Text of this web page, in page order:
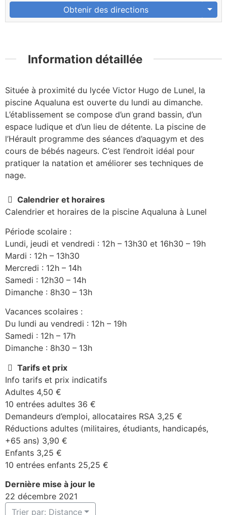
Obtenir des directions
Information détaillée
Située à proximité du lycée Victor Hugo de Lunel, la
piscine Aqualuna est ouverte du lundi au dimanche.
L’établissement se compose d’un grand bassin, d’un
espace ludique et d’un lieu de détente. La piscine de
l’Hérault programme des séances d’aquagym et des
cours de bébés nageurs. C’est l’endroit idéal pour
pratiquer la natation et améliorer ses techniques de
nage.
Calendrier et horaires
Calendrier et horaires de la piscine Aqualuna à Lunel
Période scolaire :
Lundi, jeudi et vendredi : 12h – 13h30 et 16h30 – 19h
Mardi : 12h – 13h30
Mercredi : 12h – 14h
Samedi : 12h30 – 14h
Dimanche : 8h30 – 13h
Vacances scolaires :
Du lundi au vendredi : 12h – 19h
Samedi : 12h – 17h
Dimanche : 8h30 – 13h
Tarifs et prix
Info tarifs et prix indicatifs
Adultes 4,50 €
10 entrées adultes 36 €
Demandeurs d’emploi, allocataires RSA 3,25 €
Réductions adultes (militaires, étudiants, handicapés,
+65 ans) 3,90 €
Enfants 3,25 €
10 entrées enfants 25,25 €
Dernière mise à jour le
22 décembre 2021
Trier par: Distance